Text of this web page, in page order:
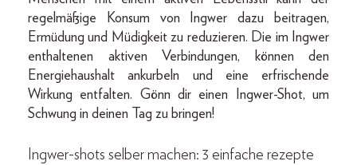
regelmäßige Konsum von Ingwer dazu beitragen,
Ermüdung und Müdigkeit zu reduzieren. Die im Ingwer
enthaltenen aktiven Verbindungen, können den
Energiehaushalt ankurbeln und eine erfrischende
Wirkung entfalten. Gönn dir einen Ingwer-Shot, um
Schwung in deinen Tag zu bringen!
Ingwer-shots selber machen: 3 einfache rezepte